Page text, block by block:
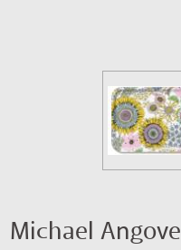
Michael Angove